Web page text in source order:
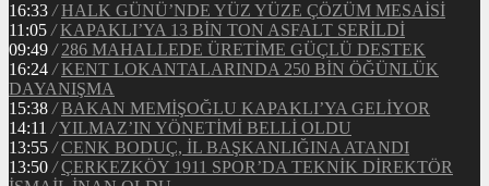
16:33 / HALK GÜNÜ’NDE YÜZ YÜZE ÇÖZÜM MESAİSİ
11:05 / KAPAKLI’YA 13 BİN TON ASFALT SERİLDİ
09:49 / 286 MAHALLEDE ÜRETİME GÜÇLÜ DESTEK
16:24 / KENT LOKANTALARINDA 250 BİN ÖĞÜNLÜK
DAYANIŞMA
15:38 / BAKAN MEMİŞOĞLU KAPAKLI’YA GELİYOR
14:11 /YILMAZ’IN YÖNETİMİ BELLİ OLDU
13:55 / CENK BODUÇ, İL BAŞKANLIĞINA ATANDI
13:50 / ÇERKEZKÖY 1911 SPOR’DA TEKNİK DİREKTÖR